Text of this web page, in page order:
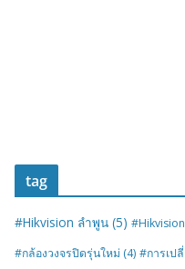
tag
#Hikvision ลำพูน (5)
#กล้องวงจรปิดรุ่นใหม่ (4) #การเป